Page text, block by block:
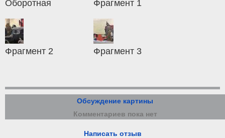
Оборотная Фрагмент 1
Фрагмент 2 Фрагмент 3
Обсуждение картины
Комментариев пока нет
Написать отзыв